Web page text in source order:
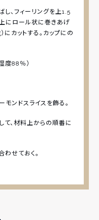
フィーリングを上1.5
にロール状に巻きあげ
にカットする。カップにの
88％）
ンドスライスを飾る。
て、材料上からの順番に
せておく。